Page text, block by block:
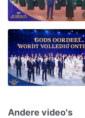
Andere video's